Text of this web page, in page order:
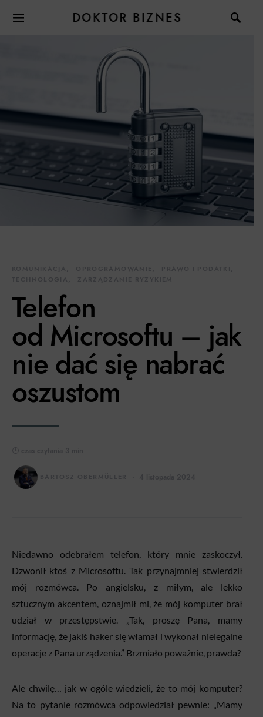
DOKTOR BIZNES
Telefon
od Microsoftu – jak
nie dać się nabrać
oszustom
Niedawno odebrałem telefon, który mnie zaskoczył.
Dzwonił ktoś z Microsoftu. Tak przynajmniej stwierdził
mój rozmówca. Po angielsku, z miłym, ale lekko
sztucznym akcentem, oznajmił mi, że mój komputer brał
udział w przestępstwie. „Tak, proszę Pana, mamy
informację, że jakiś haker się włamał i wykonał nielegalne
operacje z Pana urządzenia.” Brzmiało poważnie, prawda?
Ale chwilę… jak w ogóle wiedzieli, że to mój komputer?
Na to pytanie rozmówca odpowiedział pewnie: „Mamy